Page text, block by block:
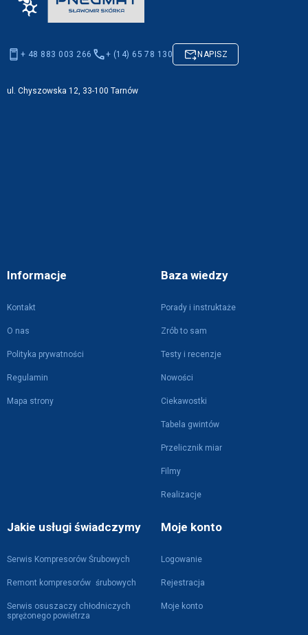
Informacje
Kontakt
O nas
Polityka prywatności
Regulamin
Mapa strony
Baza wiedzy
Porady i instruktaże
Zrób to sam
Testy i recenzje
Nowości
Ciekawostki
Tabela gwintów
Przelicznik miar
Filmy
Realizacje
Jakie usługi świadczymy
Serwis Kompresorów Śrubowych
Remont kompresorów śrubowych
Serwis osuszaczy chłodniczych
sprężonego powietrza
Moje konto
Logowanie
Rejestracja
Moje konto
+ 48 883 003 266 + (14) 65 78 130 NAPISZ
ul. Chyszowska 12, 33-100 Tarnów